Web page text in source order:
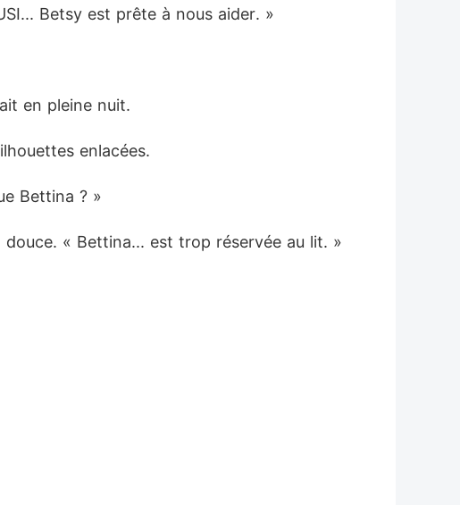
Betsy est prête à nous aider. »
en pleine nuit.
enlacées.
Bettina ? »
« Bettina... est trop réservée au lit. »